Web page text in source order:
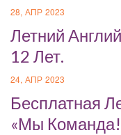
28, АПР 2023
Летний
12 Лет.
24, АПР 2023
Бесплатная
«Мы